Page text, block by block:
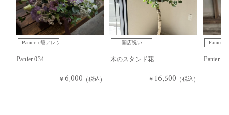
Panier（籠アレンジ）
Panier 034
￥6,000 (税込)
開店祝い
木のスタンド花
￥ 16,500 (税込)
Panier
Panier